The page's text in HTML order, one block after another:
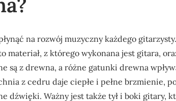
na rozwój muzyczny każdego gitarzysty.
z którego wykonana jest gitara,
są z drewna, a różne gatunki drewna
z cedru daje ciepłe i pełne brzmienie,
dźwięki. Ważny jest także tył i boki gitary,